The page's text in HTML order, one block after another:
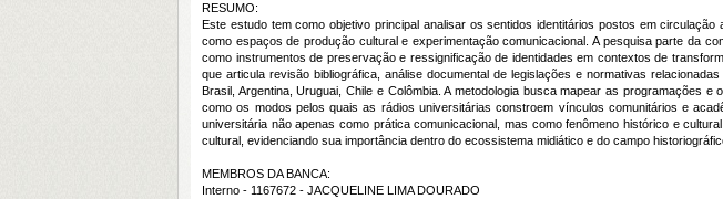
RESUMO:
Este estudo tem como objetivo principal analisar os sentidos identitários postos em
como espaços de produção cultural e experimentação comunicacional. A pesquisa parte da
como instrumentos de preservação e ressignificação de identidades em contextos de
que articula revisão bibliográfica, análise documental de legislações e normativas
Brasil, Argentina, Uruguai, Chile e Colômbia. A metodologia busca mapear as programações
como os modos pelos quais as rádios universitárias constroem vínculos comunitários e
universitária não apenas como prática comunicacional, mas como fenômeno histórico e
cultural, evidenciando sua importância dentro do ecossistema midiático e do campo
MEMBROS DA BANCA:
Interno - 1167672 - JACQUELINE LIMA DOURADO